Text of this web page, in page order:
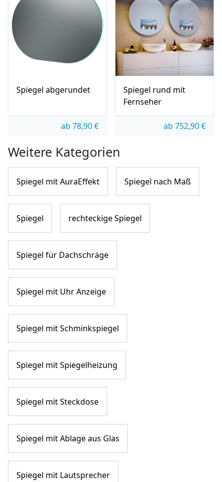
Spiegel abgerundet
ab 78,90€
Spiegel rund mit
Fernseher
ab 752,90€
Weitere Kategorien
Spiegel mit AuraEffekt Spiegel nach Maß
Spiegel rechteckige Spiegel
Spiegel für Dachschräge
Spiegel mit Uhr Anzeige
Spiegel mit Schminkspiegel
Spiegel mit Spiegelheizung
Spiegel mit Steckdose
Spiegel mit Ablage aus Glas
Spiegel mit Lautsprecher